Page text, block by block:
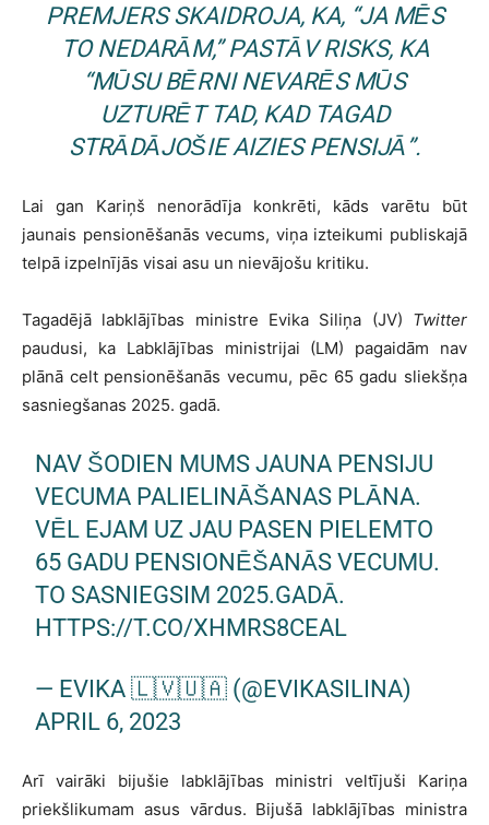
PREMJERS SKAIDROJA, KA, “JA MĒS
TO NEDARĀM,” PASTĀV RISKS, KA
“MŪSU BĒRNI NEVARĒS MŪS
UZTURĒT TAD, KAD TAGAD
STRĀDĀJOŠIE AIZIES PENSIJĀ”.
Lai gan Kariņš nenorādīja konkrēti, kāds varētu būt
jaunais pensionēšanās vecums, viņa izteikumi publiskajā
telpā izpelnījās visai asu un nievājošu kritiku.
Tagadējā labklājības ministre Evika Siliņa (JV) Twitter
paudusi, ka Labklājības ministrijai (LM) pagaidām nav
plānā celt pensionēšanās vecumu, pēc 65 gadu sliekšņa
sasniegšanas 2025. gadā.
NAV ŠODIEN MUMS JAUNA PENSIJU
VECUMA PALIELINĀŠANAS PLĀNA.
VĒL EJAM UZ JAU PASEN PIELEMTO
65 GADU PENSIONĒŠANĀS VECUMU.
TO SASNIEGSIM 2025.GADĀ.
HTTPS://T.CO/XHMRS8CEAL
— EVIKA 🇱🇻🇺🇦 (@EVIKASILINA)
APRIL 6, 2023
Arī vairāki bijušie labklājības ministri veltījuši Kariņa
priekšlikumam asus vārdus. Bijušā labklājības ministra